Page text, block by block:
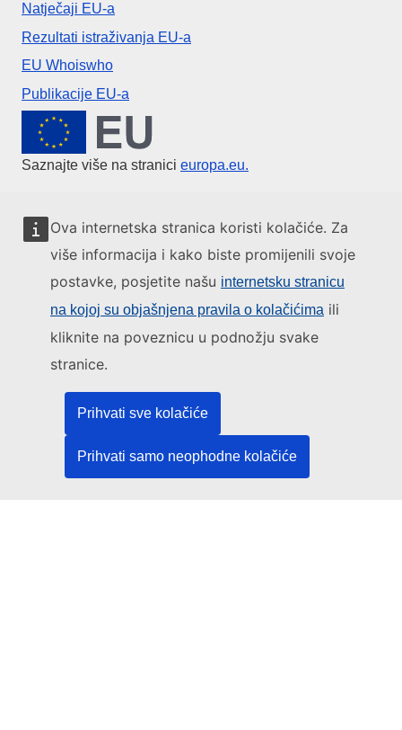
Ova internetska stranica koristi kolačiće. Za
više informacija i kako biste promijenili svoje
postavke, posjetite našu internetsku stranicu
na kojoj su objašnjena pravila o kolačićima ili
kliknite na poveznicu u podnožju svake
stranice.
Prihvati sve kolačiće
Prihvati samo neophodne kolačiće
Natječaji EU-a
Rezultati istraživanja EU-a
EU Whoiswho
Publikacije EU-a
Europska unija
Saznajte više na stranici europa.eu.
Obratite se EU-u
Društvene mreže
Pronađite EU na društvenim mrežama